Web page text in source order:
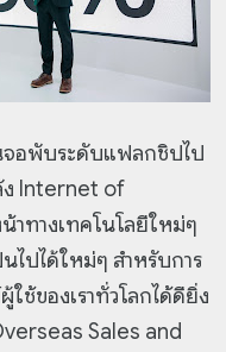
จอพับระดับแฟลกชิปไป
ง Internet of
าทางเทคโนโลยีใหม่ๆ
ไปได้ใหม่ๆ สำหรับการ
ช้ของเราทั่วโลกได้ดียิ่ง
Sales and